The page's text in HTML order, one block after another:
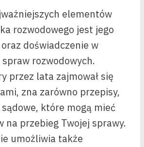
elementów
rozwodowego jest jego
doświadczenie w
rozwodowych.
przez lata zajmował się
zna zarówno przepisy,
które mogą mieć
na przebieg Twojej sprawy.
umożliwia także